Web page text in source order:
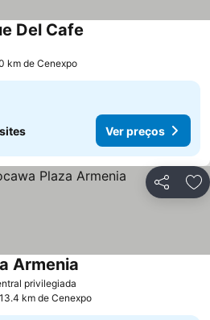
Del Cafe
km de Cenexpo
Ver preços
Partilhar
privilegiada
Armenia
km de Cenexpo